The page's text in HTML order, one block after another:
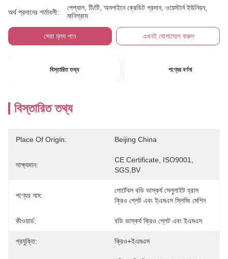
অর্থ প্রদানের শর্তাবলী:
পেপ্যাল, টি/টি, অনলাইনে ক্রেডিট প্রদান, ওয়েস্টার্ন ইউনিয়ন,
মানিগ্রাম
সেরা মূল্য পান এখনই যোগাযোগ করুন
বিস্তারিত তথ্য পণ্যের বর্ণনা
বিস্তারিত তথ্য
Place Of Origin: Beijing China
সাক্ষ্যদান:
CE Certificate, ISO9001,
SGS,BV
পণ্যের নাম:
পোর্টেবল বডি ভাস্কর্য সেলুলাইট হ্রাস
ক্রিও প্লেট এবং ইএমএস স্লিমিং মেশিন
কীওয়ার্ড: বডি ভাস্কর্য ক্রিও প্লেট এবং ইএমএস
প্রযুক্তি: ক্রিও+ইএমএস